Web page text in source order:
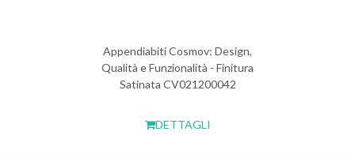
Appendiabiti Cosmov: Design,
Qualità e Funzionalità - Finitura
Satinata CV021200042
DETTAGLI